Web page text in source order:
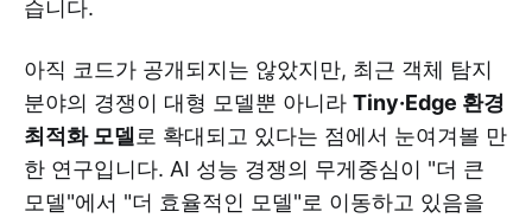
습니다.
아직 코드가 공개되지는 않았지만, 최근 객체 탐지
분야의 경쟁이 대형 모델뿐 아니라 Tiny·Edge 환경
최적화 모델 로 확대되고 있다는 점에서 눈여겨볼 만
한 연구입니다. AI 성능 경쟁의 무게중심이 "더 큰
모델"에서 "더 효율적인 모델"로 이동하고 있음을